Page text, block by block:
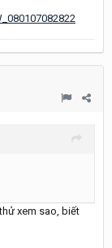
xem sao, biết